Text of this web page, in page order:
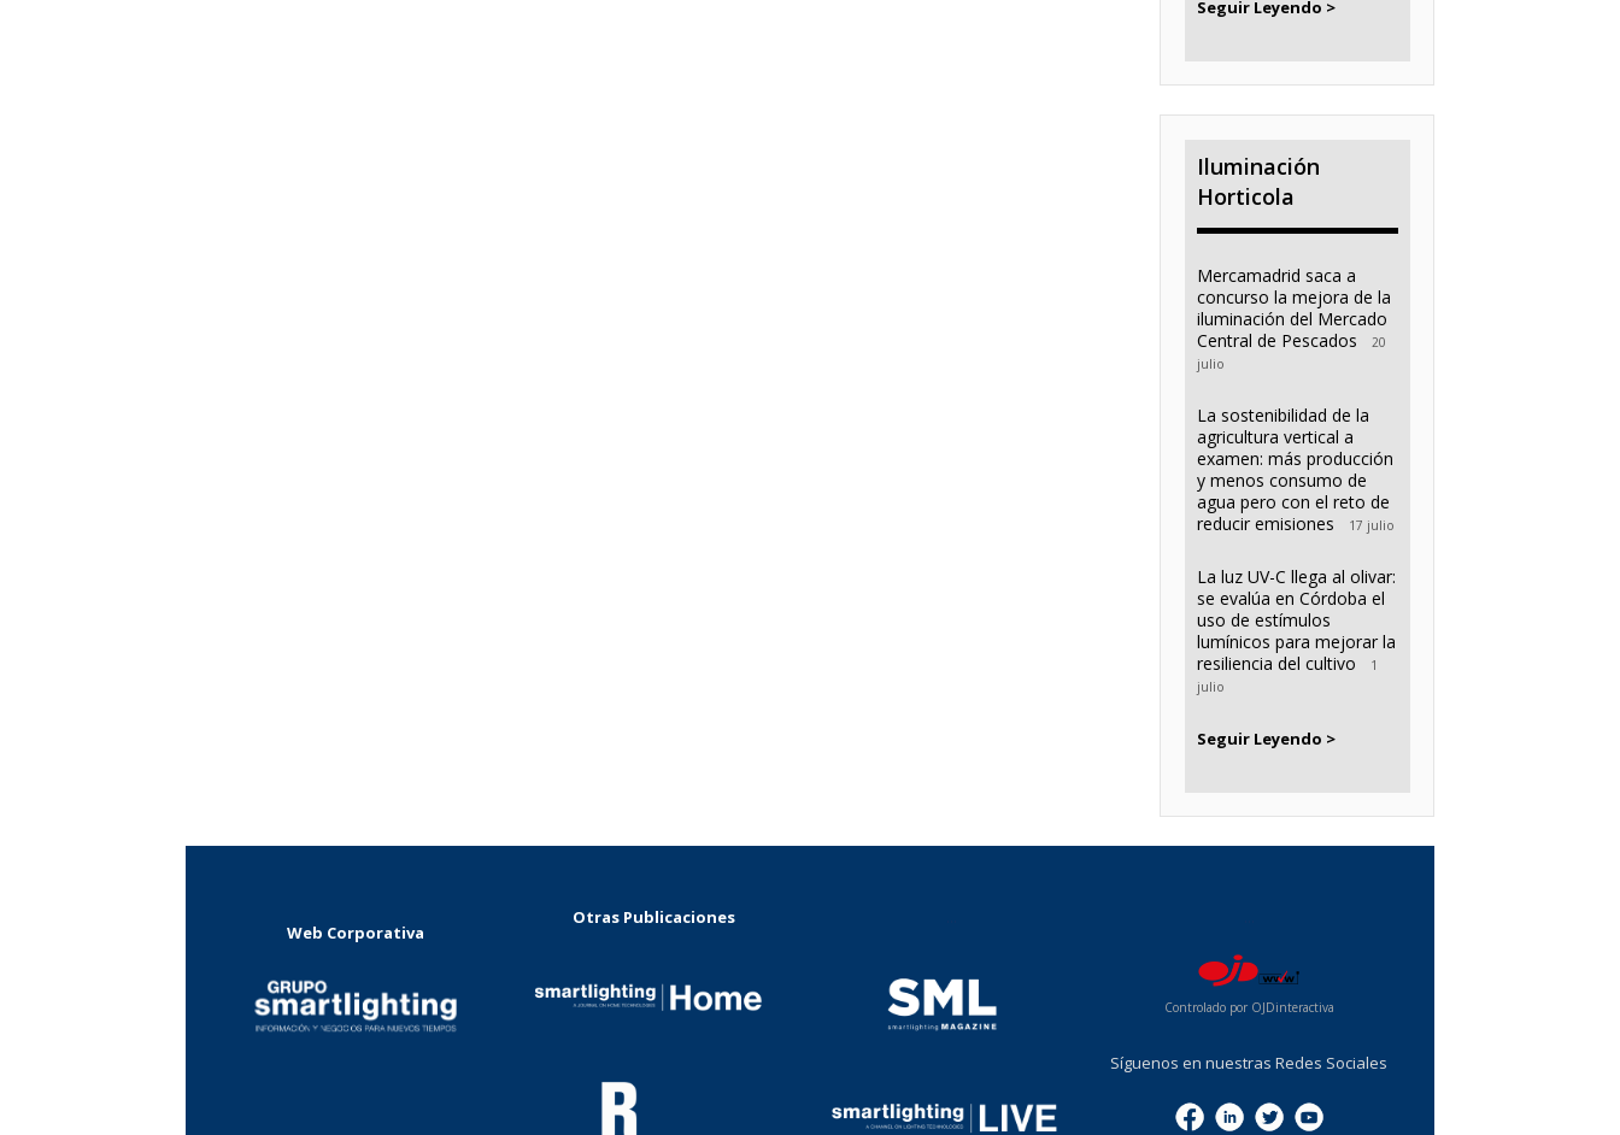
Seguir Leyendo >
Iluminación
Horticola
Mercamadrid saca a
concurso la mejora de la
iluminación del Mercado
Central de Pescados
20
julio
La sostenibilidad de la
agricultura vertical a
examen: más producción
y menos consumo de
agua pero con el reto de
reducir emisiones
17 julio
La luz UV-C llega al olivar:
se evalúa en Córdoba el
uso de estímulos
lumínicos para mejorar la
resiliencia del cultivo
1
julio
Seguir Leyendo >
Web Corporativa
Otras Publicaciones
Controlado por OJDinteractiva
Síguenos en nuestras Redes Sociales